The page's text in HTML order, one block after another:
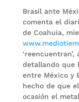
Brasil ante
comenta el
de Coahuia,
detallando que
entre México y
hecho de que
ocasión el